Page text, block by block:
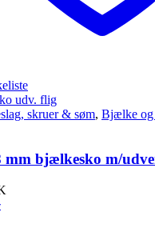
skruer & søm, Bjælke og
mm bjælkesko m/